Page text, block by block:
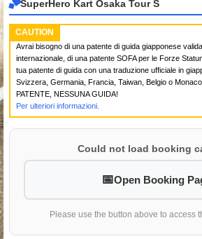
SuperHero Kart Osaka Tour S
CAUTION
Avrai bisogno di una patente di guida giapponese
internazionale, di una patente SOFA per le Forze
tua patente di guida con una traduzione ufficiale in
Svizzera, Germania, Francia, Taiwan, Belgio o
PATENTE, NESSUNA GUIDA!
Per ulteriori informazioni.
Could not load booking
Open Booking
Please use the button above to access